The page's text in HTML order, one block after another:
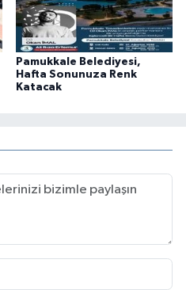
Pamukkale Belediyesi,
Hafta Sonunuza Renk
Katacak